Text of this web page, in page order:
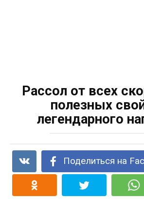
Рассол от всех
полезных
легендарного
Поделиться на